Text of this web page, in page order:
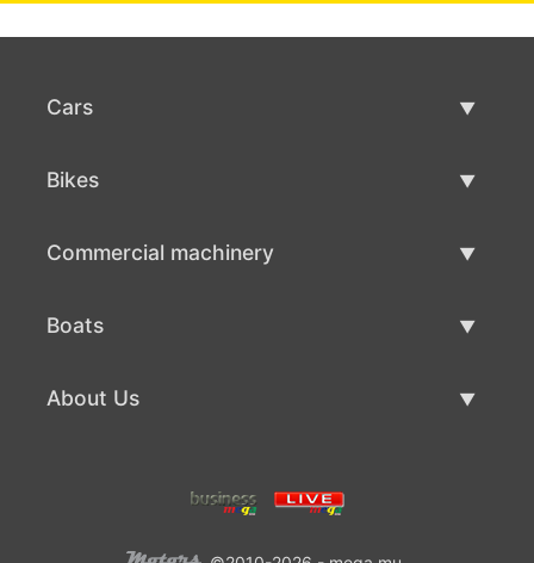
Cars
Bikes
Commercial machinery
Boats
About Us